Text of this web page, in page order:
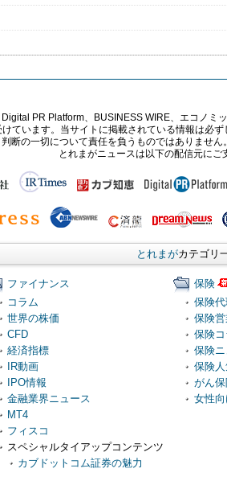
PR Platform、BUSINESS WIRE、エコノ
ています。当サイトに掲載されている情報は必
断の一切について責任を負うものではありません。
とれまがニュースは以下の配信元にご
とれまがカテゴリ
ファイナンス
コラム
世界の株価
CFD
経済指標
IR動画
IPO情報
金融業界ニュース
MT4
フィスコ
スペシャルタイアップコンテンツ
カブドットコム証券の魅力
保険
保険
保険
保険
保険
保険
がん
女性